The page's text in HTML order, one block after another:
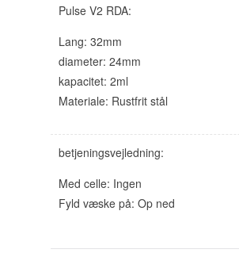
Pulse V2 RDA:
Lang: 32mm
diameter: 24mm
kapacitet: 2ml
Materiale: Rustfrit stål
betjeningsvejledning:
Med celle: Ingen
Fyld væske på: Op ned